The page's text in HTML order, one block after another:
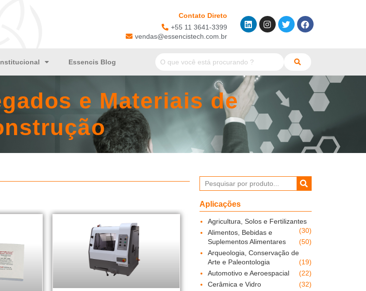
Contato Direto
+55 11 3641-3399
vendas@essencistech.com.br
Essencis Blog
e Materiais de
Aplicações
Agricultura, Solos e Fertilizantes
(30)
Alimentos, Bebidas e
Suplementos Alimentares
(50)
Arqueologia, Conservação de
Arte e Paleontologia
(19)
Automotivo e Aeroespacial
(22)
Cerâmica e Vidro
(32)